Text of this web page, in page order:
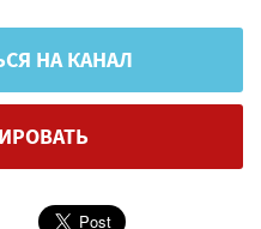
НА КАНАЛ